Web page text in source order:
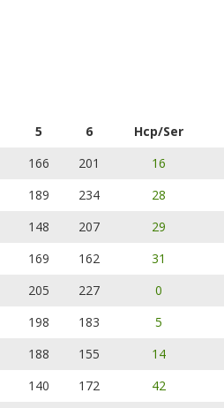
5 6 Hcp/Ser
166 201 16
189 234 28
148 207 29
169 162 31
205 227 0
198 183 5
188 155 14
140 172 42